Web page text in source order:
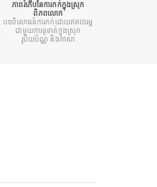
ភាពរំភើបនៃការកក់ក្នុងស្រុក
ពិភពលោក
បទពិសោធន៍ការកក់ដោយឥតបារម្ភ
ជាមួយការទូទាត់ក្នុងស្រុក
រូបិយប័ណ្ណ និងភាសា